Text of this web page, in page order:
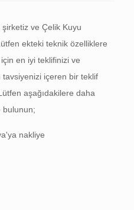
ve Çelik Kuyu
ekteki teknik özelliklere
en iyi teklifinizi ve
tavsiyenizi içeren bir teklif
aşağıdakilere daha
bulunun;
nakliye